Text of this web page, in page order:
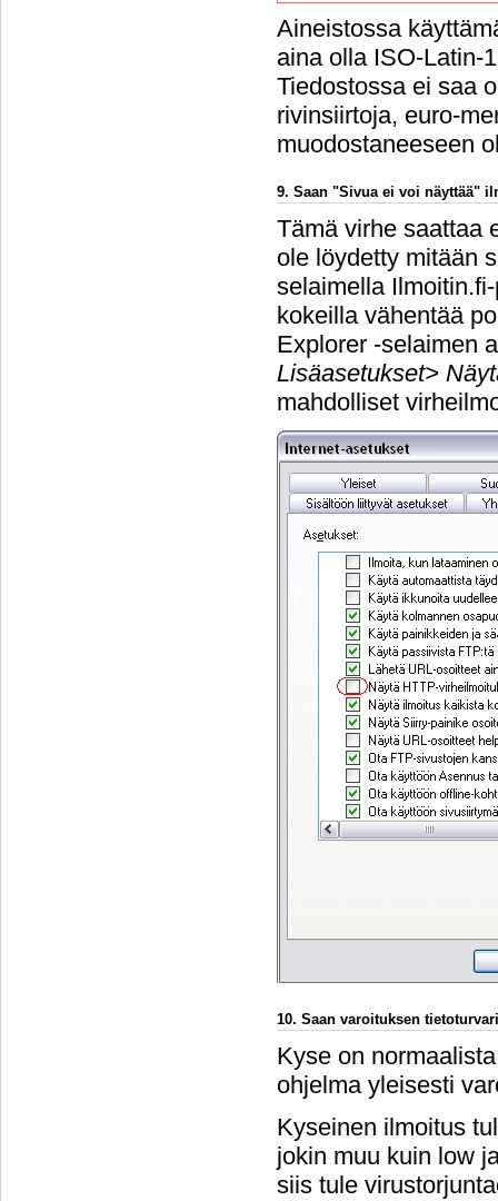
Aineistossa
aina olla ISO-Latin-
Tiedostossa ei saa
rivinsiirtoja, euro-
muodostaneeseen
9. Saan "Sivua ei voi näyttää"
Tämä virhe saattaa
ole löydetty mitään
selaimella
kokeilla vähentää
Explorer -selaimen
Lisäasetukset>
mahdolliset
10. Saan varoituksen
Kyse on
ohjelma yleisesti
Kyseinen ilmoitus
jokin muu kuin low
siis tule